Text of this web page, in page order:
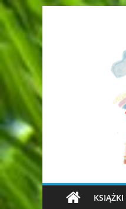
KSIĄŻKI